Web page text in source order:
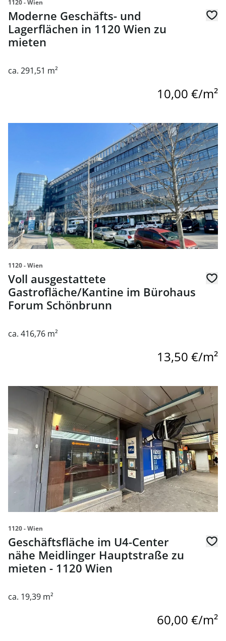
1120 - Wien
Moderne Geschäfts- und
Lagerflächen in 1120 Wien zu
mieten
ca. 291,51 m²
10,00 €/m²
Link zur Seite Voll ausgestattete Gastrofläche/Kantine
1120 - Wien
Voll ausgestattete
Gastrofläche/Kantine im Bürohaus
Forum Schönbrunn
ca. 416,76 m²
13,50 €/m²
Link zur Seite Geschäftsfläche im U4-Center nähe
1120 - Wien
Geschäftsfläche im U4-Center
nähe Meidlinger Hauptstraße zu
mieten - 1120 Wien
ca. 19,39 m²
60,00 €/m²